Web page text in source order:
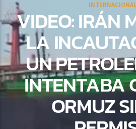
INTERNACIONAL
VIDEO: IRÁN
LA
UN
INTENTABA
ORMUZ